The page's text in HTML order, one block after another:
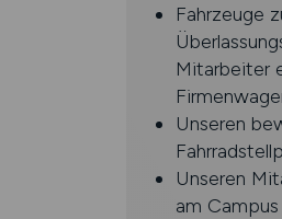
Fahrzeuge
Mitarbeiter
Unseren
Unseren
am